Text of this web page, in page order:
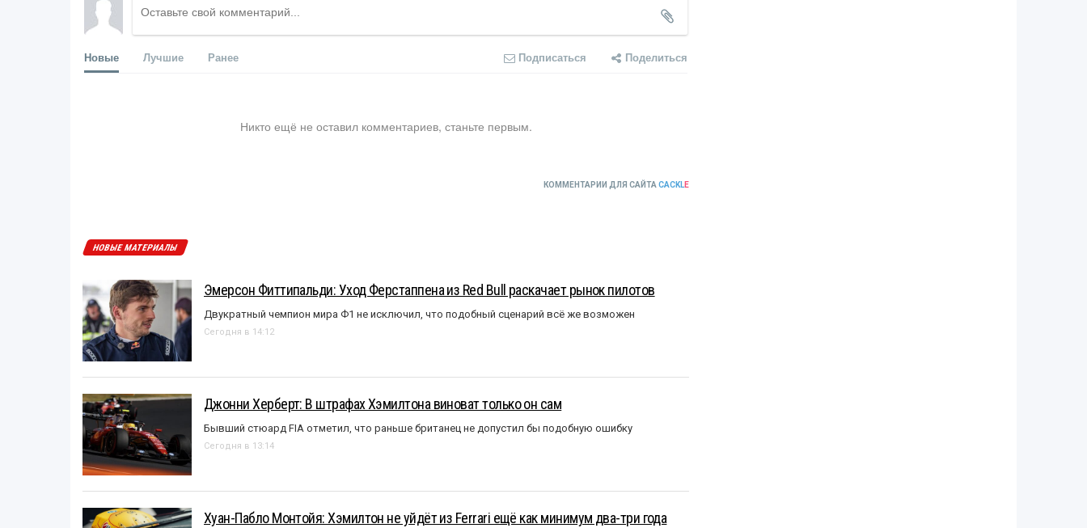
Новые Лучшие Ранее Подписаться Поделиться
Никто ещё не оставил комментариев, станьте первым.
КОММЕНТАРИИ ДЛЯ САЙТА CACKLE
НОВЫЕ МАТЕРИАЛЫ
Эмерсон Фиттипальди: Уход Ферстаппена из Red Bull раскачает рынок пилотов
Двукратный чемпион мира Ф1 не исключил, что подобный сценарий всё же возможен
Сегодня в 14:12
Джонни Херберт: В штрафах Хэмилтона виноват только он сам
Бывший стюард FIA отметил, что раньше британец не допустил бы подобную ошибку
Сегодня в 13:14
Хуан-Пабло Монтойя: Хэмилтон не уйдёт из Ferrari ещё как минимум два-три года